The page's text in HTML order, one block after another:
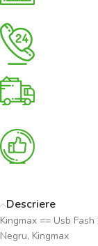
Descriere
Kingmax == Usb
Negru, Kingmax